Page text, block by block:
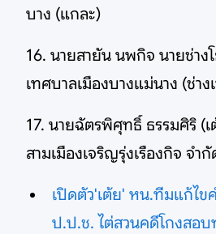
บาง (แกละ)
16. นายสายัน นพกิจ นายช่าง
เทศบาลเมืองบางแม่นาง (ช่าง
17. นายฉัตรพิศุทธิ์ ธรรมศิริ (
สามเมืองเจริญรุ่งเรืองกิจ จำกั
เปิดตัว'เต้ย' หน.ทีมแก้ไ
ป.ป.ช. ไต่สวนคดีโกงสอ